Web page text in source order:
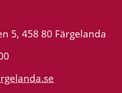
5, 458 80 Färgelanda